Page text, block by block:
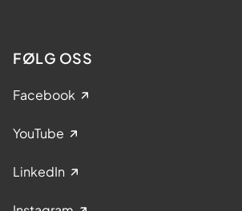
FØLG OSS
Facebook
YouTube
LinkedIn